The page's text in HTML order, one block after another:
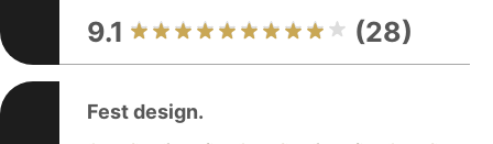
9.1 (28)
Fest design.